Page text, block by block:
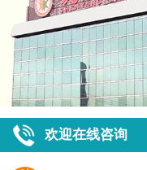
欢迎在线咨询